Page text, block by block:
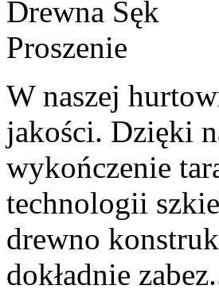
W naszej
jakości. Dzięki
wykończenie
technologii
drewno
dokładnie